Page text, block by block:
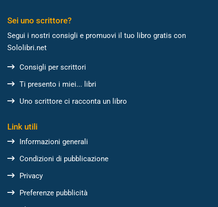
Sei uno scrittore?
Segui i nostri consigli e promuovi il tuo libro gratis con
Sololibri.net
Consigli per scrittori
Ti presento i miei... libri
Uno scrittore ci racconta un libro
Link utili
Informazioni generali
Condizioni di pubblicazione
Privacy
Preferenze pubblicità